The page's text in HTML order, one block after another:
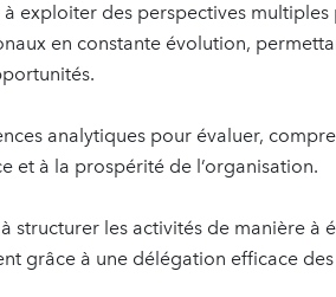
à exploiter des perspectives
en constante évolution,
analytiques pour évaluer,
et à la prospérité de l’organisation.
structurer les activités de manière à
grâce à une délégation efficace